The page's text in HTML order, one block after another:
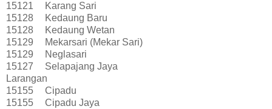
15121
Karang Sari
15128
Kedaung Baru
15128
Kedaung Wetan
15129
Mekarsari (Mekar Sari)
15129
Neglasari
15127
Selapajang Jaya
Larangan
15155
Cipadu
15155
Cipadu Jaya